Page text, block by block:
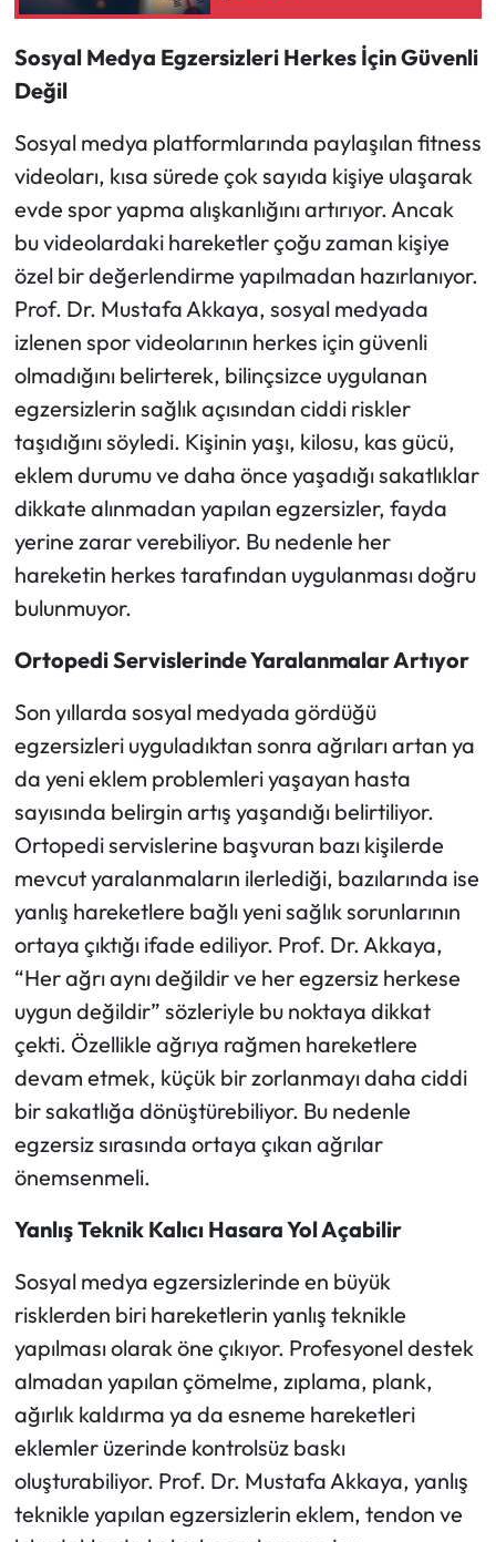
Sosyal Medya Egzersizleri Herkes İçin Güvenli
Değil
Sosyal medya platformlarında paylaşılan fitness
videoları, kısa sürede çok sayıda kişiye ulaşarak
evde spor yapma alışkanlığını artırıyor. Ancak
bu videolardaki hareketler çoğu zaman kişiye
özel bir değerlendirme yapılmadan hazırlanıyor.
Prof. Dr. Mustafa Akkaya, sosyal medyada
izlenen spor videolarının herkes için güvenli
olmadığını belirterek, bilinçsizce uygulanan
egzersizlerin sağlık açısından ciddi riskler
taşıdığını söyledi. Kişinin yaşı, kilosu, kas gücü,
eklem durumu ve daha önce yaşadığı sakatlıklar
dikkate alınmadan yapılan egzersizler, fayda
yerine zarar verebiliyor. Bu nedenle her
hareketin herkes tarafından uygulanması doğru
bulunmuyor.
Ortopedi Servislerinde Yaralanmalar Artıyor
Son yıllarda sosyal medyada gördüğü
egzersizleri uyguladıktan sonra ağrıları artan ya
da yeni eklem problemleri yaşayan hasta
sayısında belirgin artış yaşandığı belirtiliyor.
Ortopedi servislerine başvuran bazı kişilerde
mevcut yaralanmaların ilerlediği, bazılarında ise
yanlış hareketlere bağlı yeni sağlık sorunlarının
ortaya çıktığı ifade ediliyor. Prof. Dr. Akkaya,
“Her ağrı aynı değildir ve her egzersiz herkese
uygun değildir” sözleriyle bu noktaya dikkat
çekti. Özellikle ağrıya rağmen hareketlere
devam etmek, küçük bir zorlanmayı daha ciddi
bir sakatlığa dönüştürebiliyor. Bu nedenle
egzersiz sırasında ortaya çıkan ağrılar
önemsenmeli.
Yanlış Teknik Kalıcı Hasara Yol Açabilir
Sosyal medya egzersizlerinde en büyük
risklerden biri hareketlerin yanlış teknikle
yapılması olarak öne çıkıyor. Profesyonel destek
almadan yapılan çömelme, zıplama, plank,
ağırlık kaldırma ya da esneme hareketleri
eklemler üzerinde kontrolsüz baskı
oluşturabiliyor. Prof. Dr. Mustafa Akkaya, yanlış
teknikle yapılan egzersizlerin eklem, tendon ve